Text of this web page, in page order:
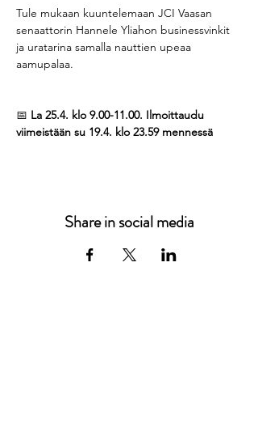
Tule mukaan kuuntelemaan JCI Vaasan
senaattorin Hannele Yliahon businessvinkit
ja uratarina samalla nauttien upeaa
aamupalaa.
📅 La 25.4. klo 9.00-11.00. Ilmoittaudu
viimeistään su 19.4. klo 23.59 mennessä
Share in social media